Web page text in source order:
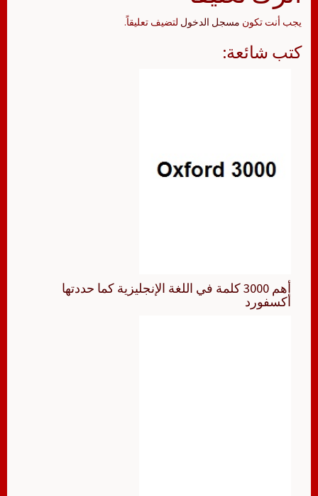
يجب أنت تكون مسجل الدخول لتضيف تعليقاً.
كتب شائعة:
أهم 3000 كلمة في اللغة الإنجليزية كما حددتها
أكسفورد